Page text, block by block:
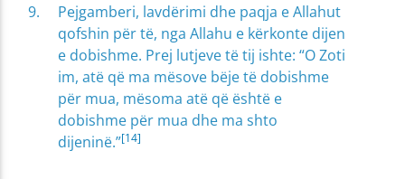
Pejgamberi, lavdërimi dhe paqja e Allahut
qofshin për të, nga Allahu e kërkonte dijen
e dobishme. Prej lutjeve të tij ishte: “O Zoti
im, atë që ma mësove bëje të dobishme
për mua, mësoma atë që është e
dobishme për mua dhe ma shto
dijeninë.”[14]